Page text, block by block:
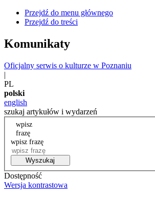
Przejdź do menu głównego
Przejdź do treści
Komunikaty
Oficjalny serwis o kulturze w Poznaniu
|
PL
polski
english
szukaj artykułów i wydarzeń
wpisz
frazę
wpisz frazę
Wyszukaj
Dostępność
Wersja kontrastowa